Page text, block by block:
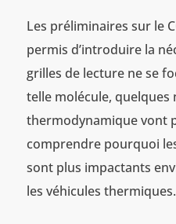
Les préliminaires sur le
permis d’introduire la
grilles de lecture ne se
telle molécule, quelques
thermodynamique vont
comprendre pourquoi
sont plus impactants
les véhicules thermiques.